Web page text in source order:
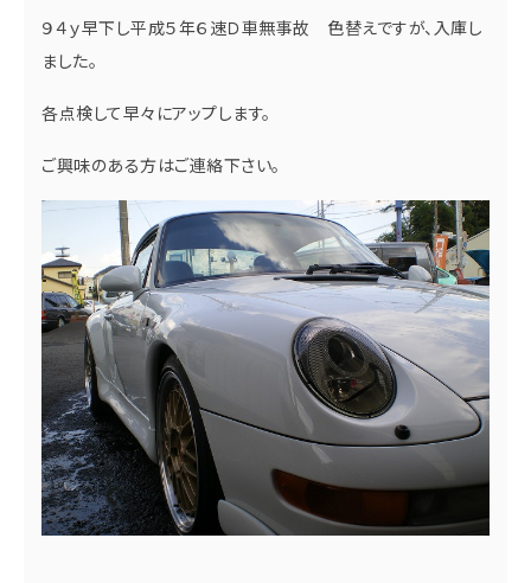
９４ｙ早下し平成５年６速Ｄ車無事故 色替えですが、入庫し
ました。
各点検して早々にアップします。
ご興味のある方はご連絡下さい。